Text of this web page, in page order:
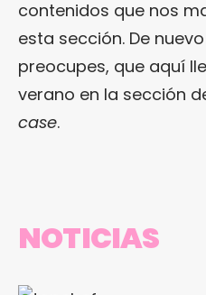
contenidos que nos
esta sección. De
preocupes, que aquí
verano en la sección
case.
NOTICIAS